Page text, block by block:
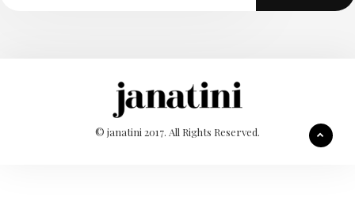
© janatini 2017. All Rights Reserved.